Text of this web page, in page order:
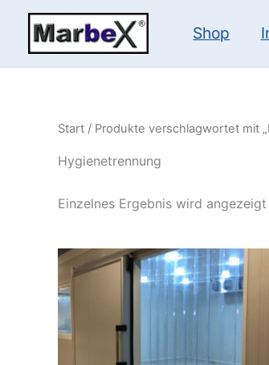
springen
Shop
Start / Produkte verschlagwortet mit
Hygienetrennung
Einzelnes Ergebnis wird angezeigt